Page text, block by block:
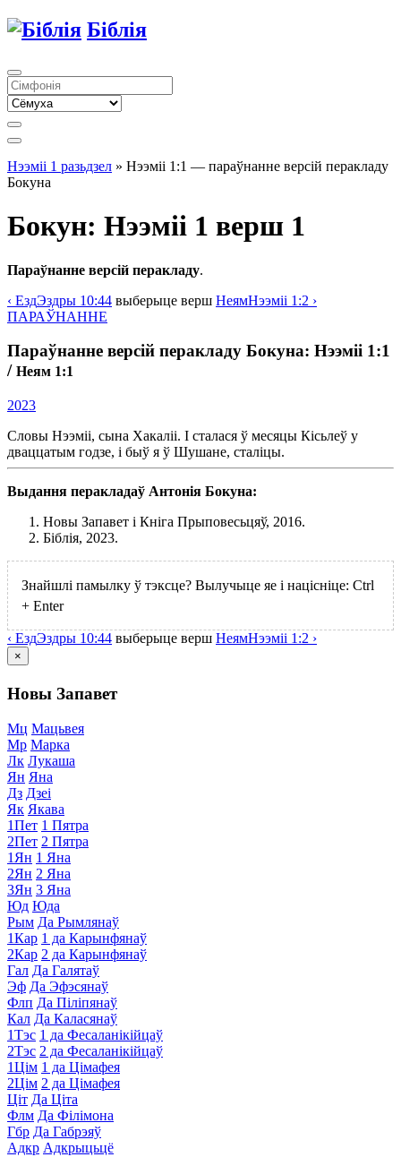
Біблія
Нээміі 1 разьдзел » Нээміі 1:1 — параўнанне версій перакладу
Бокуна
Бокун: Нээміі 1 верш 1
Параўнанне версій перакладу.
‹ ЕздЭздры 10:44 выберыце верш НеямНээміі 1:2 ›
ПАРАЎНАННЕ
Параўнанне версій перакладу Бокуна: Нээміі 1:1
/ Неям 1:1
2023
Словы Нээміі, сына Хакаліі. І сталася ў месяцы Кісьлеў у
дваццатым годзе, і быў я ў Шушане, сталіцы.
Выдання перакладаў Антонія Бокуна:
Новы Запавет і Кніга Прыповесьцяў, 2016.
Біблія, 2023.
Знайшлі памылку ў тэксце? Вылучыце яе і націсніце: Ctrl
+ Enter
‹ ЕздЭздры 10:44 выберыце верш НеямНээміі 1:2 ›
×
Новы Запавет
Мц Мацьвея
Мр Марка
Лк Лукаша
Ян Яна
Дз Дзеі
Як Якава
1Пет 1 Пятра
2Пет 2 Пятра
1Ян 1 Яна
2Ян 2 Яна
3Ян 3 Яна
Юд Юда
Рым Да Рымлянаў
1Кар 1 да Карынфянаў
2Кар 2 да Карынфянаў
Гал Да Галятаў
Эф Да Эфэсянаў
Флп Да Піліпянаў
Кал Да Каласянаў
1Тэс 1 да Фесаланікійцаў
2Тэс 2 да Фесаланікійцаў
1Цім 1 да Цімафея
2Цім 2 да Цімафея
Ціт Да Ціта
Флм Да Філімона
Гбр Да Габрэяў
Адкр Адкрыцьцё